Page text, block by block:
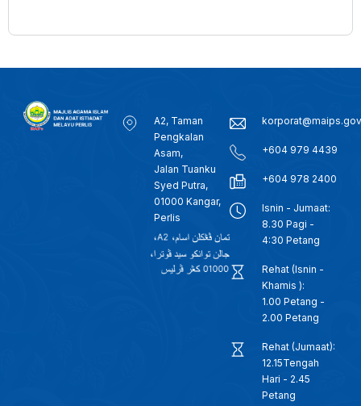
A2, Taman
Pengkalan
Asam,
Jalan Tuanku
Syed Putra,
01000 Kangar,
Perlis
+604 979 4439
+604 978 2400
Isnin - Jumaat:
8.30 Pagi -
4:30 Petang
Rehat (Isnin -
Khamis ):
1.00 Petang -
2.00 Petang
Rehat (Jumaat):
12.15Tengah
Hari - 2.45
Petang